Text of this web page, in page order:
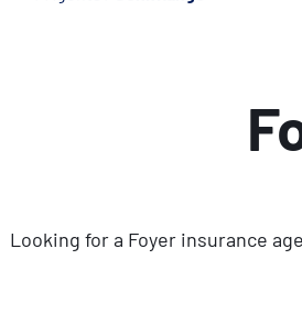
Looking for a Foyer insurance